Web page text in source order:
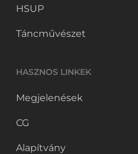
HSUP
Táncművészet
HASZNOS LINKEK
Megjelenések
CG
Alapítvány